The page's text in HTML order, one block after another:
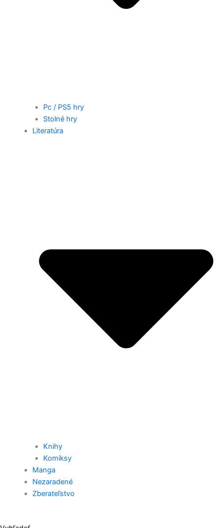
Pc / PS5 hry
Stolné hry
Literatúra
Knihy
Komiksy
Manga
Nezaradené
Zberateľstvo